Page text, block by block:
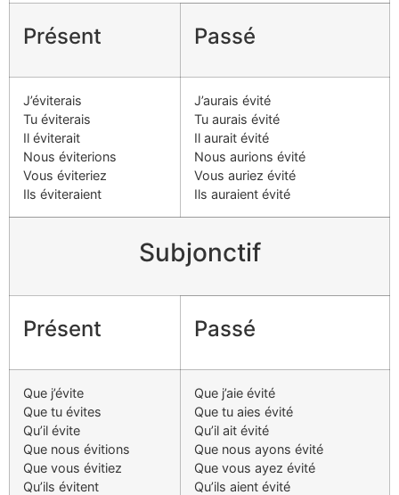
Présent Passé
J’éviterais
Tu éviterais
Il éviterait
Nous éviterions
Vous éviteriez
Ils éviteraient
J’aurais évité
Tu aurais évité
Il aurait évité
Nous aurions évité
Vous auriez évité
Ils auraient évité
Subjonctif
Présent Passé
Que j’évite
Que tu évites
Qu’il évite
Que nous évitions
Que vous évitiez
Qu’ils évitent
Que j’aie évité
Que tu aies évité
Qu’il ait évité
Que nous ayons évité
Que vous ayez évité
Qu’ils aient évité